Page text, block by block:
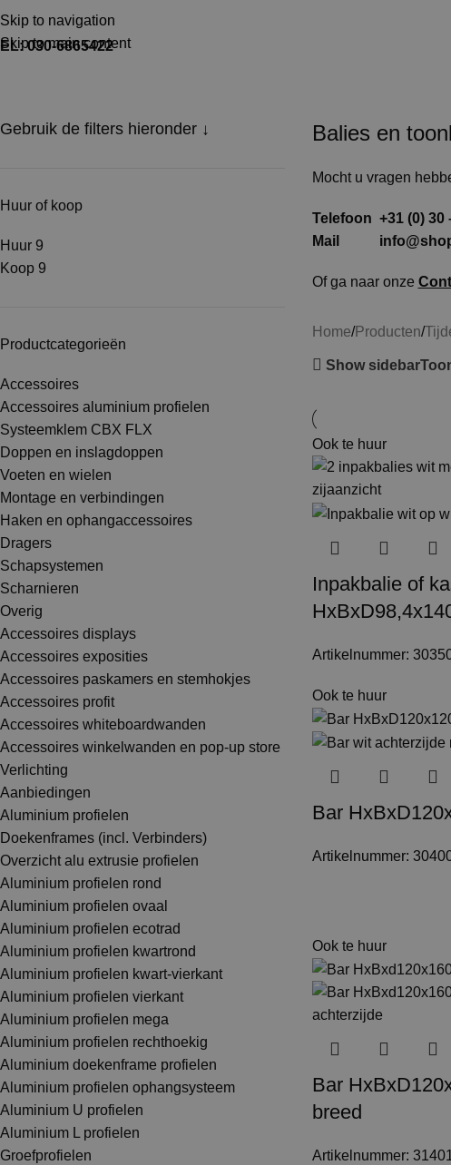
Skip to navigation
Skip to main content
TEL: 030-6865422
030-6865422
Gebruik de filters hieronder ↓
Huur of koop
Huur 9
Koop 9
Productcategorieën
Accessoires
Accessoires aluminium profielen
Systeemklem CBX FLX
Doppen en inslagdoppen
Voeten en wielen
Montage en verbindingen
Haken en ophangaccessoires
Dragers
Schapsystemen
Scharnieren
Overig
Accessoires displays
Accessoires exposities
Accessoires paskamers en stemhokjes
Accessoires profit
Accessoires whiteboardwanden
Accessoires winkelwanden en pop-up store
Verlichting
Aanbiedingen
Aluminium profielen
Doekenframes (incl. Verbinders)
Overzicht alu extrusie profielen
Aluminium profielen rond
Aluminium profielen ovaal
Aluminium profielen ecotrad
Aluminium profielen kwartrond
Aluminium profielen kwart-vierkant
Aluminium profielen vierkant
Aluminium profielen mega
Aluminium profielen rechthoekig
Aluminium doekenframe profielen
Aluminium profielen ophangsysteem
Aluminium U profielen
Aluminium L profielen
Groefprofielen
Balies en
Mocht u vragen
Telefoon +31 (0) 30
Mail
Of ga naar onze
Home Producten
Show sidebar
Ook te huur
Inpakbalie of
Artikelnummer:
Ook te huur
Bar
Artikelnummer:
Ook te huur
Bar
breed
Artikelnummer: